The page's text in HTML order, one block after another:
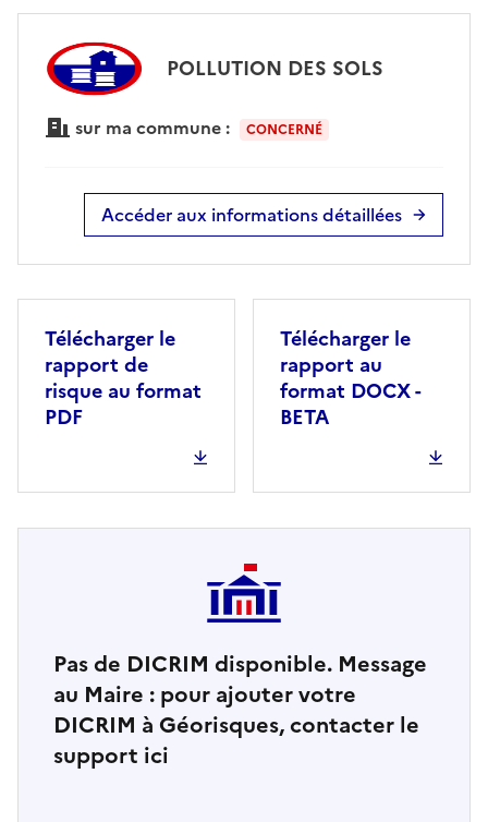
POLLUTION DES SOLS
sur ma commune : CONCERNÉ
Accéder aux informations détaillées
Télécharger le
rapport de
risque au format
PDF
Télécharger le
rapport au
format DOCX -
BETA
Pas de DICRIM disponible. Message
au Maire : pour ajouter votre
DICRIM à Géorisques, contacter le
support ici